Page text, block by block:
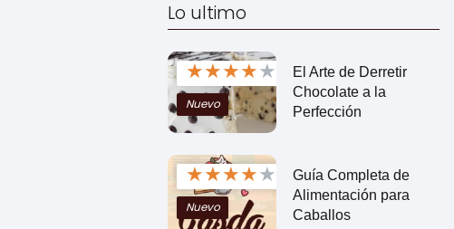
Lo ultimo
★★★★★
Nuevo
El Arte de Derretir
Chocolate a la
Perfección
★★★★★
Nuevo
Guía Completa de
Alimentación para
Caballos